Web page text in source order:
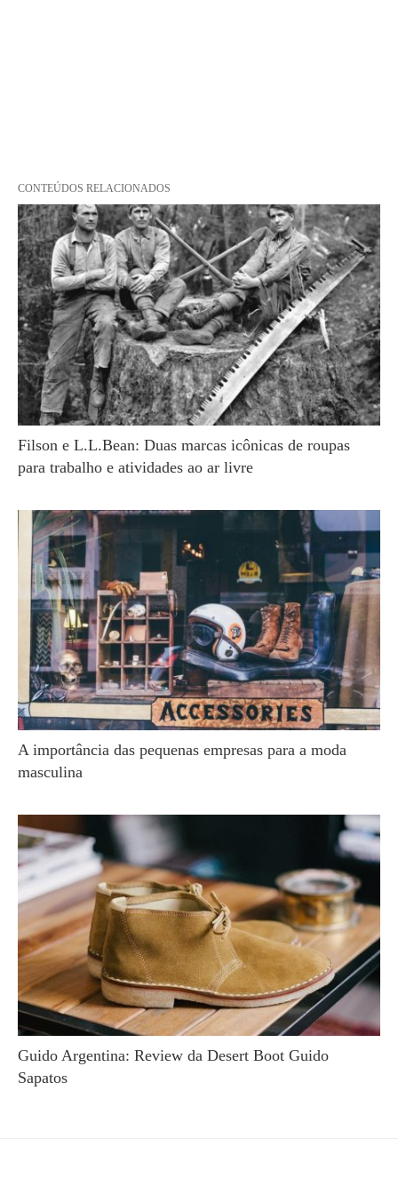
CONTEÚDOS RELACIONADOS
Filson e L.L.Bean: Duas marcas icônicas de roupas
para trabalho e atividades ao ar livre
A importância das pequenas empresas para a moda
masculina
Guido Argentina: Review da Desert Boot Guido
Sapatos